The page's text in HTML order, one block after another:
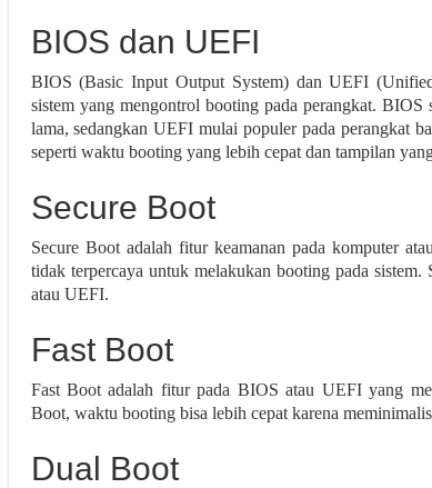
BIOS dan UEFI
BIOS (Basic Input Output System) dan UEFI
sistem yang mengontrol booting pada perangkat. BIOS
lama, sedangkan UEFI mulai populer pada perangkat
seperti waktu booting yang lebih cepat dan tampilan
Secure Boot
Secure Boot adalah fitur keamanan pada komputer
tidak terpercaya untuk melakukan booting pada
atau UEFI.
Fast Boot
Fast Boot adalah fitur pada BIOS atau UEFI yang
Boot, waktu booting bisa lebih cepat karena
Dual Boot